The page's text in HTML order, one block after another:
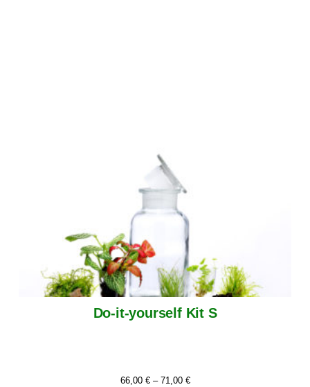
Do-it-yourself Kit S
66,00 €– 71,00 €